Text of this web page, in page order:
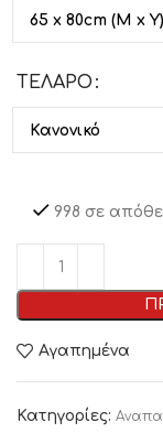
ΤΕΛΑΡΟ
998 σε
Αγαπημένα
Κατηγορίες: